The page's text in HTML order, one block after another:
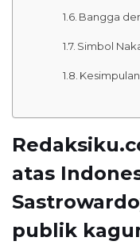
Bangga
Simbol
Kesimpulan
atas
publik